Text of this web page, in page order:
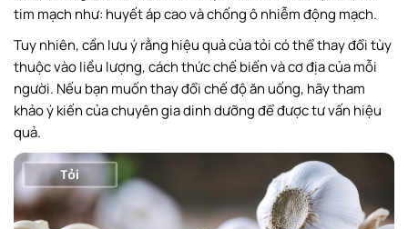
tim mạch như: huyết áp cao và chống ô nhiễm động mạch.
Tuy nhiên, cần lưu ý rằng hiệu quả của tỏi có thể thay đổi tùy
thuộc vào liều lượng, cách thức chế biến và cơ địa của mỗi
người. Nếu bạn muốn thay đổi chế độ ăn uống, hãy tham
khảo ý kiến của chuyên gia dinh dưỡng để được tư vấn hiệu
quả.